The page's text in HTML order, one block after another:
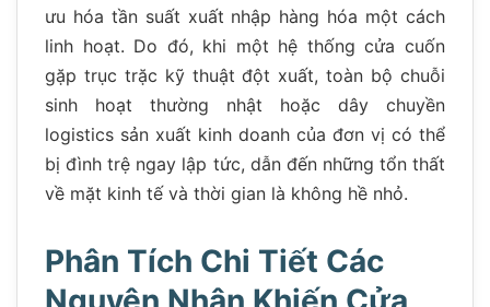
ưu hóa tần suất xuất nhập hàng hóa một cách
linh hoạt. Do đó, khi một hệ thống cửa cuốn
gặp trục trặc kỹ thuật đột xuất, toàn bộ chuỗi
sinh hoạt thường nhật hoặc dây chuyền
logistics sản xuất kinh doanh của đơn vị có thể
bị đình trệ ngay lập tức, dẫn đến những tổn thất
về mặt kinh tế và thời gian là không hề nhỏ.
Phân Tích Chi Tiết Các